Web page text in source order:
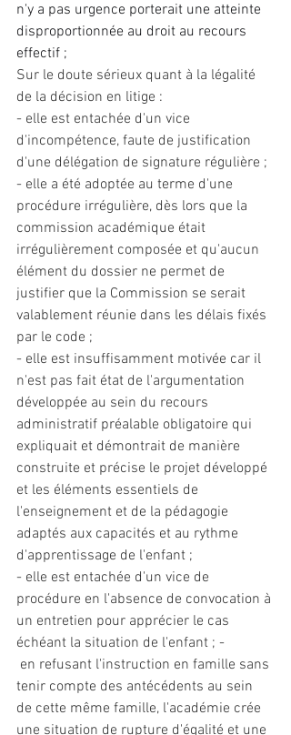
n'y a pas urgence porterait une atteinte
disproportionnée au droit au recours
effectif ;
Sur le doute sérieux quant à la légalité
de la décision en litige :
- elle est entachée d'un vice
d'incompétence, faute de justification
d'une délégation de signature régulière ;
- elle a été adoptée au terme d'une
procédure irrégulière, dès lors que la
commission académique était
irrégulièrement composée et qu'aucun
élément du dossier ne permet de
justifier que la Commission se serait
valablement réunie dans les délais fixés
par le code ;
- elle est insuffisamment motivée car il
n'est pas fait état de l'argumentation
développée au sein du recours
administratif préalable obligatoire qui
expliquait et démontrait de manière
construite et précise le projet développé
et les éléments essentiels de
l'enseignement et de la pédagogie
adaptés aux capacités et au rythme
d'apprentissage de l'enfant ;
- elle est entachée d'un vice de
procédure en l'absence de convocation à
un entretien pour apprécier le cas
échéant la situation de l'enfant ; -
tenir compte des antécédents au sein
de cette même famille, l'académie crée
une situation de rupture d'égalité et une